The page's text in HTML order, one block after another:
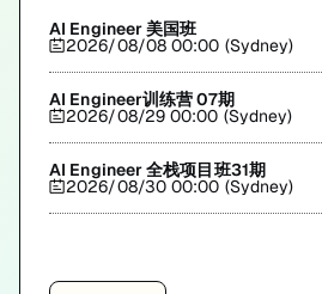
AI Engineer 美国班
2026/08/08 00:00 (Sydney)
AI Engineer训练营 07期
2026/08/29 00:00 (Sydney)
AI Engineer 全栈项目班31期
2026/08/30 00:00 (Sydney)